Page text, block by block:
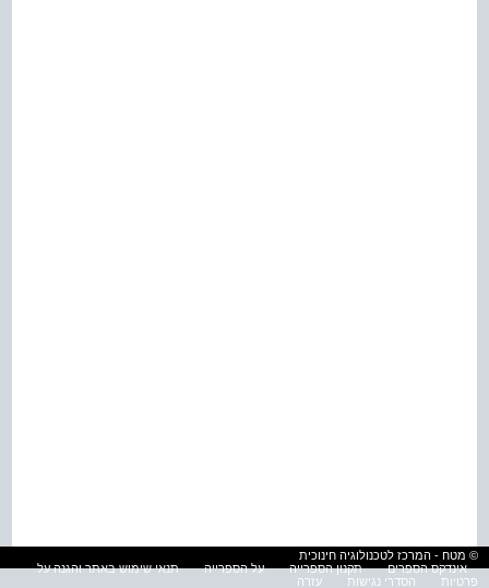
© מטח - המרכז לטכנולוגיה חינוכית
אינדקס הספרים
תקנון הספרייה על הספרייה
תנאי שימוש באתר והגנה על
פרטיות
הסדרי נגישות עזרה